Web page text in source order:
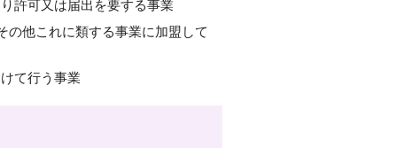
許可又は届出を要する事業
の他これに類する事業に加盟して
て行う事業